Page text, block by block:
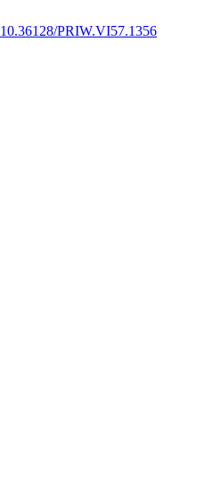
10.36128/PRIW.VI57.1356